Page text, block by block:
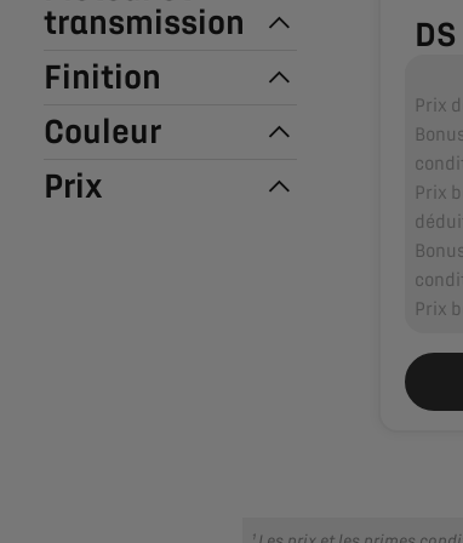
transmission
Finition
Couleur
Prix
Prix
Prix
Prix